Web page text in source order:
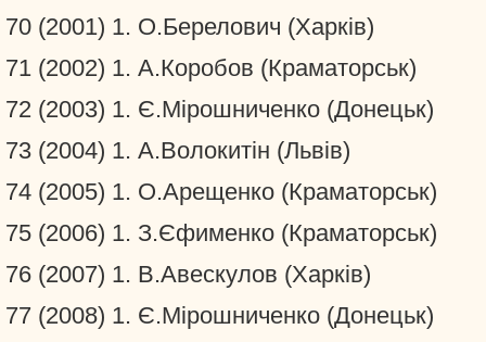
70 (2001) 1. О.Берелович (Харків)
71 (2002) 1. А.Коробов (Краматорськ)
72 (2003) 1. Є.Мірошниченко (Донецьк)
73 (2004) 1. А.Волокитін (Львів)
74 (2005) 1. О.Арещенко (Краматорськ)
75 (2006) 1. З.Єфименко (Краматорськ)
76 (2007) 1. В.Авескулов (Харків)
77 (2008) 1. Є.Мірошниченко (Донецьк)